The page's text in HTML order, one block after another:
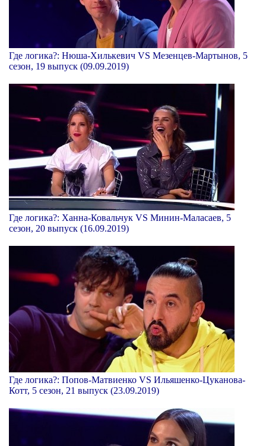
Где логика?: Нюша-Хилькевич VS Мезенцев-Мартынов, 5
сезон, 19 выпуск (09.09.2019)
Где логика?: Ханна-Ковальчук VS Минин-Маласаев, 5
сезон, 20 выпуск (16.09.2019)
Где логика?: Попов-Матвиенко VS Ильяшенко-Цуканова-
Котт, 5 сезон, 21 выпуск (23.09.2019)